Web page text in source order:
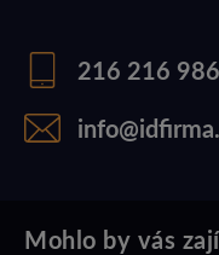
216 216 986
Mohlo by vás